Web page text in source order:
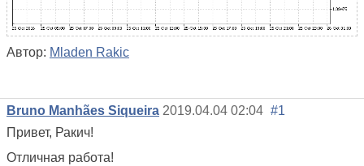
Автор: Mladen Rakic
Bruno Manhães Siqueira 2019.04.04 02:04 #1
Привет, Ракич!
Отличная работа!